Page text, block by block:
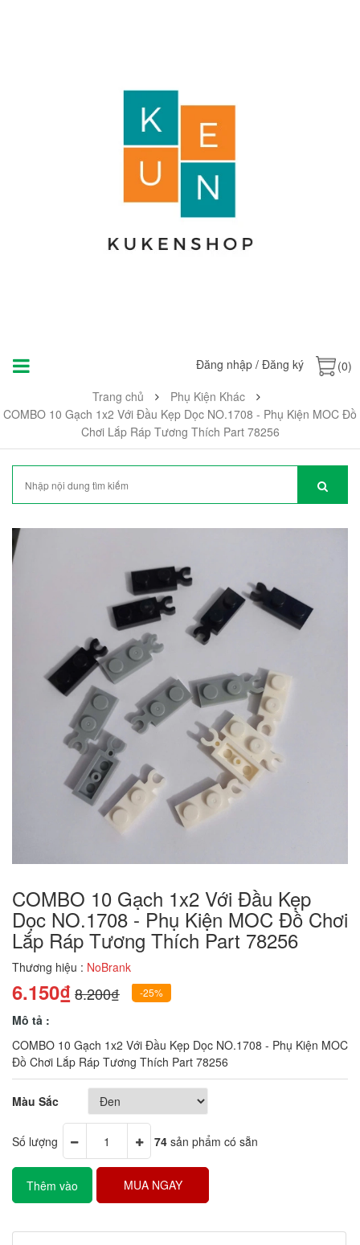
Đăng nhập / Đăng ký
(0)
Trang chủ
Phụ Kiện Khác
COMBO 10 Gạch 1x2 Với Đầu Kẹp Dọc NO.1708 - Phụ Kiện MOC Đồ
Chơi Lắp Ráp Tương Thích Part 78256
COMBO 10 Gạch 1x2 Với Đầu Kẹp
Dọc NO.1708 - Phụ Kiện MOC Đồ Chơi
Lắp Ráp Tương Thích Part 78256
Thương hiệu : NoBrank
6.150₫8.200₫ -25%
Mô tả :
COMBO 10 Gạch 1x2 Với Đầu Kẹp Dọc NO.1708 - Phụ Kiện MOC
Đồ Chơi Lắp Ráp Tương Thích Part 78256
Màu Sắc
Số lượng 74 sản phẩm có sẵn
Thêm vào MUA NGAY